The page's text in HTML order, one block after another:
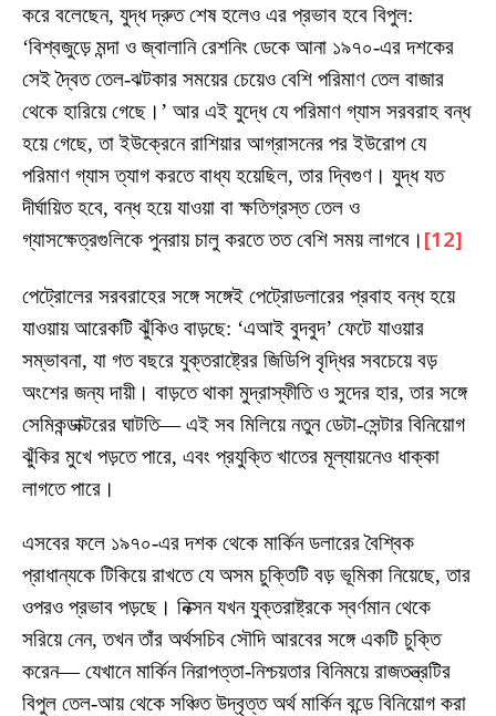
করে বলেছেন, যুদ্ধ দ্রুত শেষ হলেও এর প্রভাব হবে বিপুল:
‘বিশ্বজুড়ে মন্দা ও জ্বালানি রেশনিং ডেকে আনা ১৯৭০-এর দশকের
সেই দ্বৈত তেল-ঝটকার সময়ের চেয়েও বেশি পরিমাণ তেল বাজার
থেকে হারিয়ে গেছে।’ আর এই যুদ্ধে যে পরিমাণ গ্যাস সরবরাহ বন্ধ
হয়ে গেছে, তা ইউক্রেনে রাশিয়ার আগ্রাসনের পর ইউরোপ যে
পরিমাণ গ্যাস ত্যাগ করতে বাধ্য হয়েছিল, তার দ্বিগুণ। যুদ্ধ যত
দীর্ঘায়িত হবে, বন্ধ হয়ে যাওয়া বা ক্ষতিগ্রস্ত তেল ও
গ্যাসক্ষেত্রগুলিকে পুনরায় চালু করতে তত বেশি সময় লাগবে। [12]
পেট্রোলের সরবরাহের সঙ্গে সঙ্গেই পেট্রোডলারের প্রবাহ বন্ধ হয়ে
যাওয়ায় আরেকটি ঝুঁকিও বাড়ছে: ‘এআই বুদবুদ’ ফেটে যাওয়ার
সম্ভাবনা, যা গত বছরে যুক্তরাষ্ট্রের জিডিপি বৃদ্ধির সবচেয়ে বড়
অংশের জন্য দায়ী। বাড়তে থাকা মুদ্রাস্ফীতি ও সুদের হার, তার সঙ্গে
সেমিকন্ডাক্টরের ঘাটতি— এই সব মিলিয়ে নতুন ডেটা-সেন্টার বিনিয়োগ
ঝুঁকির মুখে পড়তে পারে, এবং প্রযুক্তি খাতের মূল্যায়নেও ধাক্কা
লাগতে পারে।
এসবের ফলে ১৯৭০-এর দশক থেকে মার্কিন ডলারের বৈশ্বিক
প্রাধান্যকে টিকিয়ে রাখতে যে অসম চুক্তিটি বড় ভূমিকা নিয়েছে, তার
ওপরও প্রভাব পড়ছে। নিক্সন যখন যুক্তরাষ্ট্রকে স্বর্ণমান থেকে
সরিয়ে নেন, তখন তাঁর অর্থসচিব সৌদি আরবের সঙ্গে একটি চুক্তি
করেন— যেখানে মার্কিন নিরাপত্তা-নিশ্চয়তার বিনিময়ে রাজতন্ত্রটির
বিপুল তেল-আয় থেকে সঞ্চিত উদ্বৃত্ত অর্থ মার্কিন বন্ডে বিনিয়োগ করা